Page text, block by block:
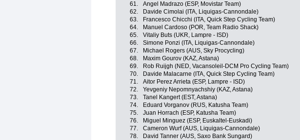
61.
Angel Madrazo (ESP, Movistar Team)
62.
Davide Cimolai (ITA, Liquigas-Cannondale)
63.
Francesco Chicchi (ITA, Quick Step Cycling Team)
64.
Manuel Cardoso (POR, Team Radio Shack)
65.
Vitaliy Buts (UKR, Lampre - ISD)
66.
Simone Ponzi (ITA, Liquigas-Cannondale)
67.
Michael Rogers (AUS, Sky Procycling)
68.
Maxim Gourov (KAZ, Astana)
69.
Rob Ruijgh (NED, Vacansoleil-DCM Pro Cycling Team)
70.
Davide Malacarne (ITA, Quick Step Cycling Team)
71.
Aitor Perez Arrieta (ESP, Lampre - ISD)
72.
Yevgeniy Nepomnyachshiy (KAZ, Astana)
73.
Tanel Kangert (EST, Astana)
74.
Eduard Vorganov (RUS, Katusha Team)
75.
Juan Horrach (ESP, Katusha Team)
76.
Miguel Minguez (ESP, Euskaltel-Euskadi)
77.
Cameron Wurf (AUS, Liquigas-Cannondale)
78.
David Tanner (AUS, Saxo Bank Sungard)